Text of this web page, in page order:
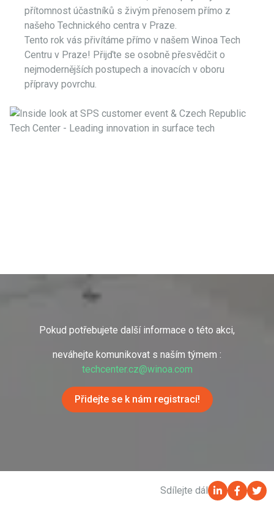
přítomnost účastníků s živým přenosem přímo z
našeho Technického centra v Praze.
Tento rok vás přivítáme přímo v našem Winoa Tech
Centru v Praze! Přijďte se osobně přesvědčit o
nejmodernějších postupech a inovacích v oboru
přípravy povrchu.
Pokud potřebujete další informace o této akci,
neváhejte komunikovat s naším týmem :
techcenter.cz@winoa.com
Přidejte se k nám registrací!
Sdílejte dál